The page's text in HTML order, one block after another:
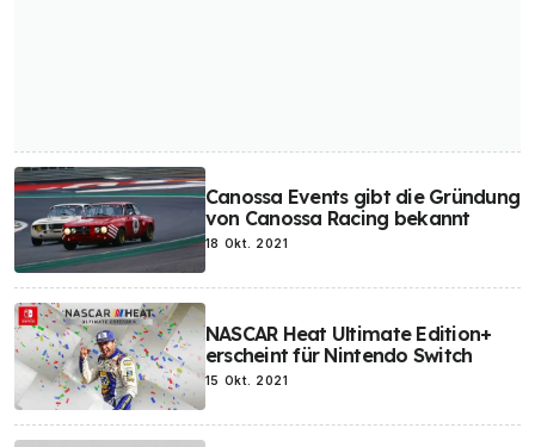
Canossa Events gibt die Gründung
von Canossa Racing bekannt
18 Okt. 2021
NASCAR Heat Ultimate Edition+
erscheint für Nintendo Switch
15 Okt. 2021